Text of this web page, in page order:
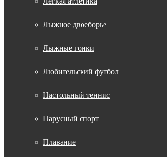
Лыжное двоеборье
Лыжные гонки
Любительский футбол
Настольный теннис
Парусный спорт
Плавание